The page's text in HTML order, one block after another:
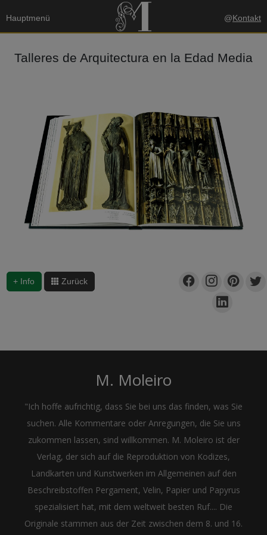
Hauptmenü @Kontakt
Talleres de Arquitectura en la Edad Media
+ Info Zurück
M. Moleiro
"Ich hoffe aufrichtig, dass Sie bei uns das finden, was Sie
suchen. Alle Kommentare oder Anregungen, die Sie uns
zukommen lassen, sind willkommen. M. Moleiro ist der
Verlag, der sich auf die Reproduktion von Kodizes,
Landkarten und Kunstwerken im Allgemeinen auf den
Beschreibstoffen Pergament, Velin, Papier und Papyrus
spezialisiert hat, mit dem weltweit besten Ruf.... Die
Originale stammen aus der Zeit zwischen dem 8. und 16.